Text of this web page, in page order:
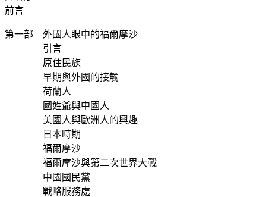
前言
第一部 外國人眼中的福爾摩沙
引言
原住民族
早期與外國的接觸
荷蘭人
國姓爺與中國人
美國人與歐洲人的興趣
日本時期
福爾摩沙
福爾摩沙與第二次世界大戰
中國國民黨
戰略服務處